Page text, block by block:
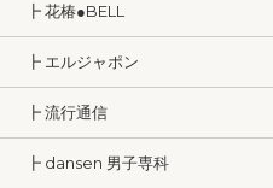
┣ 花椿●BELL
┣ エルジャポン
┣ 流行通信
┣ dansen 男子専科